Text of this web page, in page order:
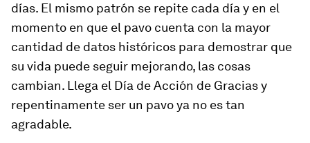
días. El mismo patrón se repite cada día y en el
momento en que el pavo cuenta con la mayor
cantidad de datos históricos para demostrar que
su vida puede seguir mejorando, las cosas
cambian. Llega el Día de Acción de Gracias y
repentinamente ser un pavo ya no es tan
agradable.